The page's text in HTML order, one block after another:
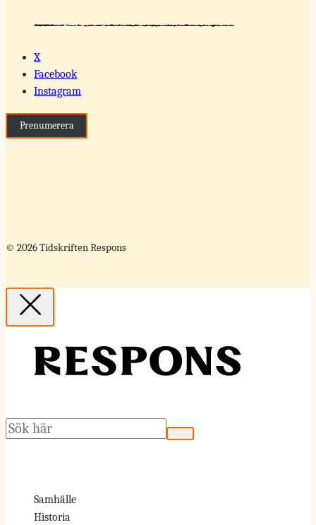
X
Facebook
Instagram
Prenumerera
© 2026 Tidskriften Respons
Sök
Samhälle
Historia